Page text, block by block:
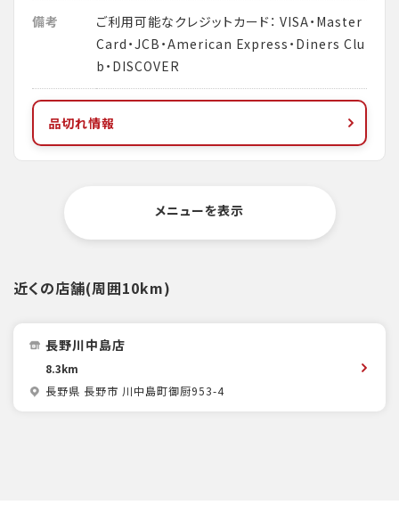
備考
ご利用可能なクレジットカード： VISA・Master
Card・JCB・American Express・Diners Clu
b・DISCOVER
品切れ情報
メニューを表示
近くの店舗(周囲10km)
長野川中島店
8.3km
長野県 長野市 川中島町御厨953-4